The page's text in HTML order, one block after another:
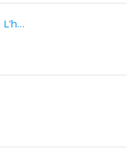
CIC Château-Du-Loir 4 Rue de L'hôtel de Ville